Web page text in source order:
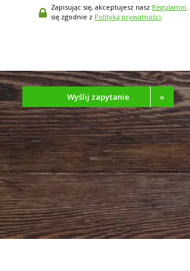
Zapisując się, akceptujesz nasz Regulamin
się zgodnie z Polityką prywatności
Wyślij zapytanie »